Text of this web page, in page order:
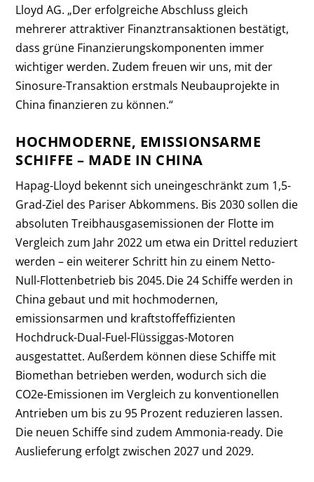
Lloyd AG. „Der erfolgreiche Abschluss gleich
mehrerer attraktiver Finanztransaktionen bestätigt,
dass grüne Finanzierungskomponenten immer
wichtiger werden. Zudem freuen wir uns, mit der
Sinosure-Transaktion erstmals Neubauprojekte in
China finanzieren zu können.“
HOCHMODERNE, EMISSIONSARME
SCHIFFE – MADE IN CHINA
Hapag-Lloyd bekennt sich uneingeschränkt zum 1,5-
Grad-Ziel des Pariser Abkommens. Bis 2030 sollen die
absoluten Treibhausgasemissionen der Flotte im
Vergleich zum Jahr 2022 um etwa ein Drittel reduziert
werden – ein weiterer Schritt hin zu einem Netto-
Null-Flottenbetrieb bis 2045. Die 24 Schiffe werden in
China gebaut und mit hochmodernen,
emissionsarmen und kraftstoffeffizienten
Hochdruck-Dual-Fuel-Flüssiggas-Motoren
ausgestattet. Außerdem können diese Schiffe mit
Biomethan betrieben werden, wodurch sich die
CO2e-Emissionen im Vergleich zu konventionellen
Antrieben um bis zu 95 Prozent reduzieren lassen.
Die neuen Schiffe sind zudem Ammonia-ready. Die
Auslieferung erfolgt zwischen 2027 und 2029.